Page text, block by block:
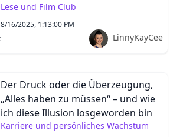
Lese und Film Club
8/16/2025, 1:13:00 PM
LinnyKayCee
Der Druck oder die Überzeugung,
„Alles haben zu müssen“ – und wie
ich diese Illusion losgeworden bin
Karriere und persönliches Wachstum